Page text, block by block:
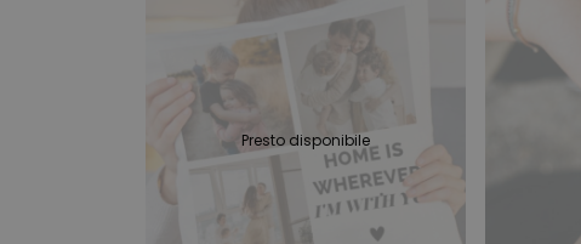
Presto disponibile